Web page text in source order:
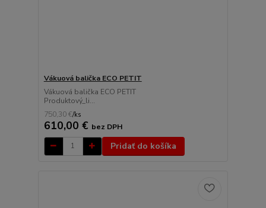
Vákuová balička ECO PETIT
Vákuová balička ECO PETIT
Produktový_li...
750,30 €/ks
610,00 € bez DPH
Pridať do košíka